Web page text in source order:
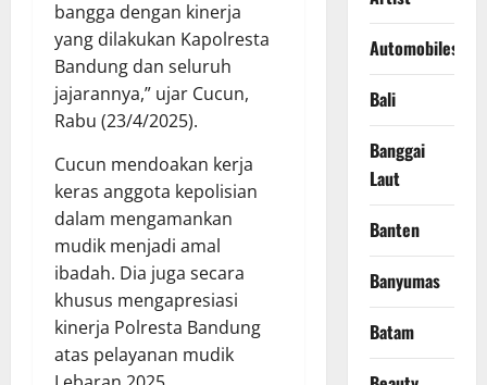
bangga dengan kinerja
yang dilakukan Kapolresta
Bandung dan seluruh
jajarannya,” ujar Cucun,
Rabu (23/4/2025).
Cucun mendoakan kerja
keras anggota kepolisian
dalam mengamankan
mudik menjadi amal
ibadah. Dia juga secara
khusus mengapresiasi
kinerja Polresta Bandung
atas pelayanan mudik
Automobiles
Bali
Banggai
Laut
Banten
Banyumas
Batam